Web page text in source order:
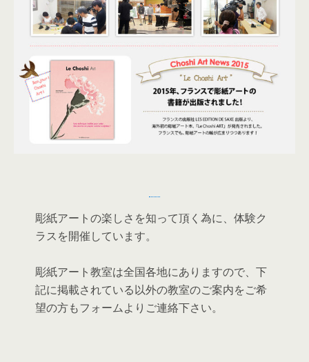
彫紙アートの楽しさを知って頂く為に、体験ク
ラスを開催しています。
彫紙アート教室は全国各地にありますので、下
記に掲載されている以外の教室のご案内をご希
望の方もフォームよりご連絡下さい。